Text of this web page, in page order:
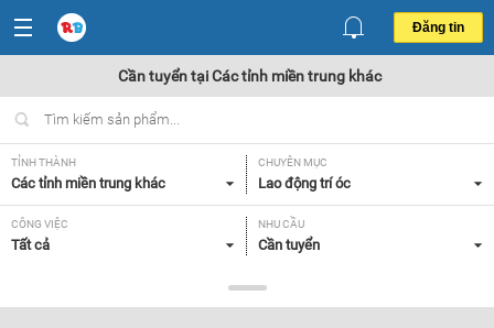
Đăng tin
Cần tuyển tại Các tỉnh miền trung khác
TỈNH THÀNH
Các tỉnh miền trung khác
CHUYÊN MỤC
Lao động trí óc
CÔNG VIỆC
Tất cả
NHU CẦU
Cần tuyển
Tất cả